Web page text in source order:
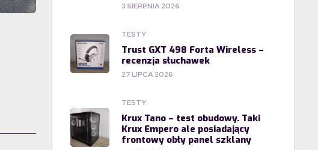
3 SIERPNIA 2026
TESTY
Trust GXT 498 Forta Wireless –
recenzja słuchawek
27 LIPCA 2026
TESTY
Krux Tano – test obudowy. Taki
Krux Empero ale posiadający
frontowy obły panel szklany